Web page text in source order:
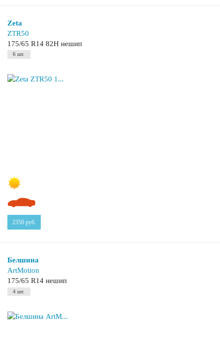
Zeta
ZTR50
175/65 R14 82H нешип
6 шт.
2350 руб.
Белшина
ArtMotion
175/65 R14 нешип
4 шт.